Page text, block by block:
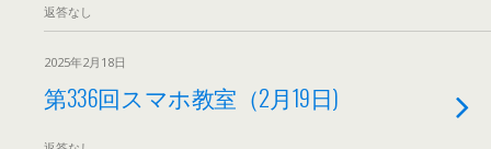
返答なし
2025年2月18日
第336回スマホ教室（2月19日)